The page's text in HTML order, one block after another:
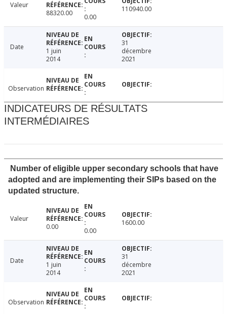
Valeur
88320.00
0.00
110940.00
Date
1 juin
2014
31
décembre
2021
Observation
INDICATEURS DE RÉSULTATS
INTERMÉDIAIRES
Number of eligible upper secondary schools that have
adopted and are implementing their SIPs based on the
updated structure.
Valeur
0.00
0.00
1600.00
Date
1 juin
2014
31
décembre
2021
Observation